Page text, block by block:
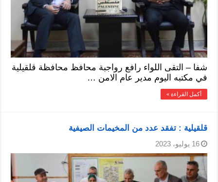
شفا – التقى اللواء رافع رواجبة محافظ محافظة قلقيلية
في مكتبه اليوم مدير عام الامن …
أكمل القراءة »
قلقيلية : تفقد عدد من المخيمات الصيفية
16 يوليو، 2023